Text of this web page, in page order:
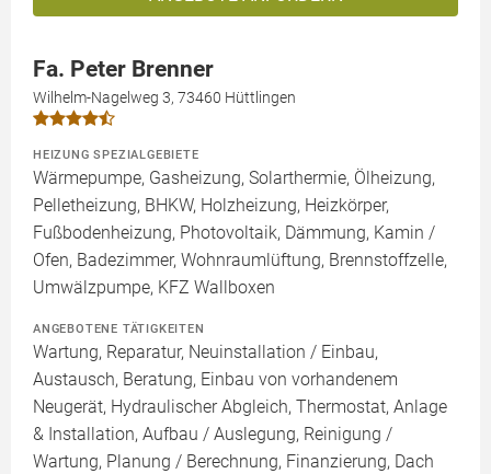
Fa. Peter Brenner
Wilhelm-Nagelweg 3, 73460 Hüttlingen
HEIZUNG SPEZIALGEBIETE
Wärmepumpe, Gasheizung, Solarthermie, Ölheizung,
Pelletheizung, BHKW, Holzheizung, Heizkörper,
Fußbodenheizung, Photovoltaik, Dämmung, Kamin /
Ofen, Badezimmer, Wohnraumlüftung, Brennstoffzelle,
Umwälzpumpe, KFZ Wallboxen
ANGEBOTENE TÄTIGKEITEN
Wartung, Reparatur, Neuinstallation / Einbau,
Austausch, Beratung, Einbau von vorhandenem
Neugerät, Hydraulischer Abgleich, Thermostat, Anlage
& Installation, Aufbau / Auslegung, Reinigung /
Wartung, Planung / Berechnung, Finanzierung, Dach